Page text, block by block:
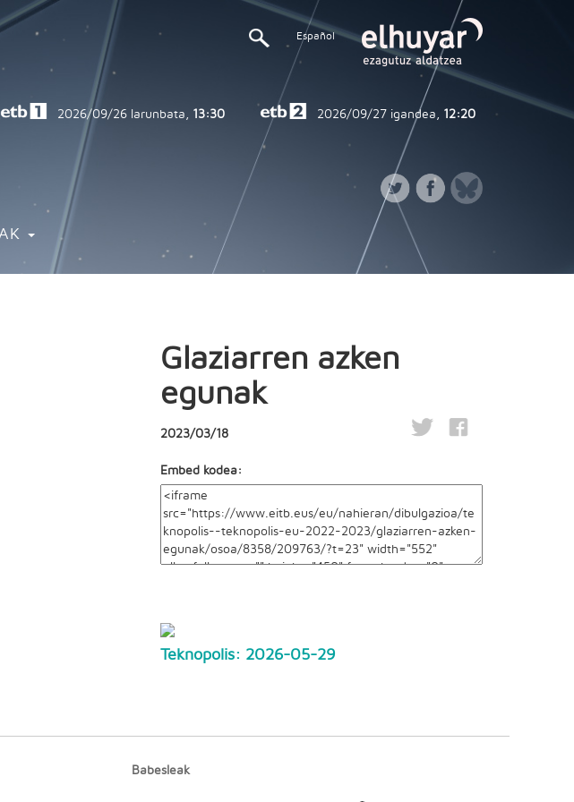
Español
2026/09/26 larunbata, 13:30 2026/09/27 igandea, 12:20
Glaziarren azken
egunak
2023/03/18
Embed kodea:
Teknopolis: 2026-05-29
Babesleak